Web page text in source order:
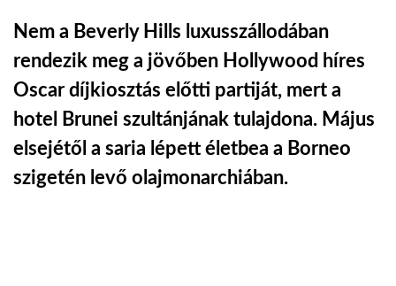
A VILÁG ITTHON
Nem a Beverly Hills luxusszállodában
rendezik meg a jövőben Hollywood híres
Oscar díjkiosztás előtti partiját, mert a
hotel Brunei szultánjának tulajdona. Május
elsejétől a saria lépett életbea a Borneo
szigetén levő olajmonarchiában.